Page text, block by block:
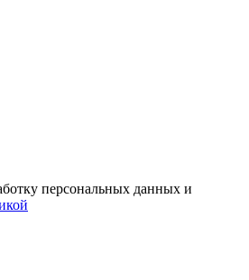
персональных данных и